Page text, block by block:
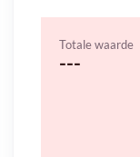
Totale waarde
---